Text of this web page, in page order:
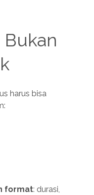
harus bisa
format: durasi,